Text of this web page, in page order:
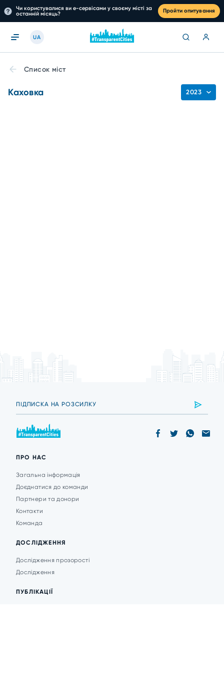
Чи користувалися ви е-сервісами у своєму місті за
останній місяць?
Пройти опитування
UA
Список міст
Каховка 2023
ПРО НАС
Загальна інформація
Доєднатися до команди
Партнери та донори
Контакти
Команда
ДОСЛІДЖЕННЯ
Дослідження прозорості
Дослідження
ПУБЛІКАЦІЇ